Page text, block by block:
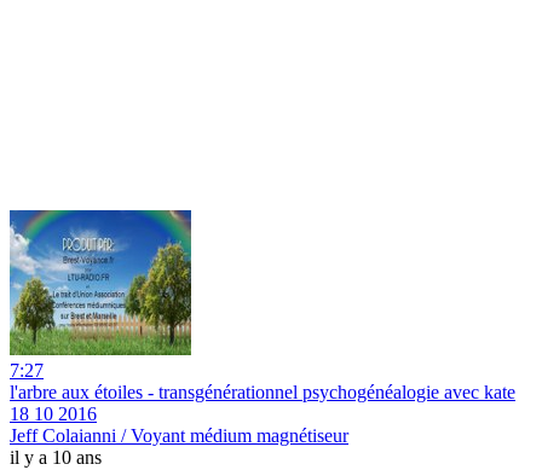
7:27
l'arbre aux étoiles - transgénérationnel psychogénéalogie avec kate
18 10 2016
Jeff Colaianni / Voyant médium magnétiseur
il y a 10 ans